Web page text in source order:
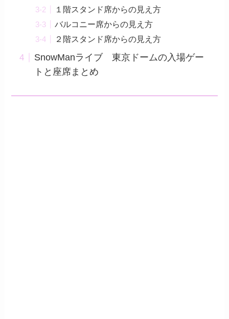
１階スタンド席からの見え方
バルコニー席からの見え方
２階スタンド席からの見え方
SnowManライブ 東京ドームの入場ゲー
トと座席まとめ